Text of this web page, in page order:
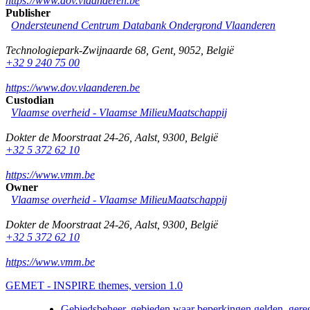
Publisher
Ondersteunend Centrum Databank Ondergrond Vlaanderen
Technologiepark-Zwijnaarde 68 Gent, 9052 België
+32 9 240 75 00
https://www.dov.vlaanderen.be
Custodian
Vlaamse overheid - Vlaamse MilieuMaatschappij
Dokter de Moorstraat 24-26 Aalst, 9300 België
+32 5 372 62 10
https://www.vmm.be
Owner
Vlaamse overheid - Vlaamse MilieuMaatschappij
Dokter de Moorstraat 24-26 Aalst, 9300 België
+32 5 372 62 10
https://www.vmm.be
GEMET - INSPIRE themes, version 1.0